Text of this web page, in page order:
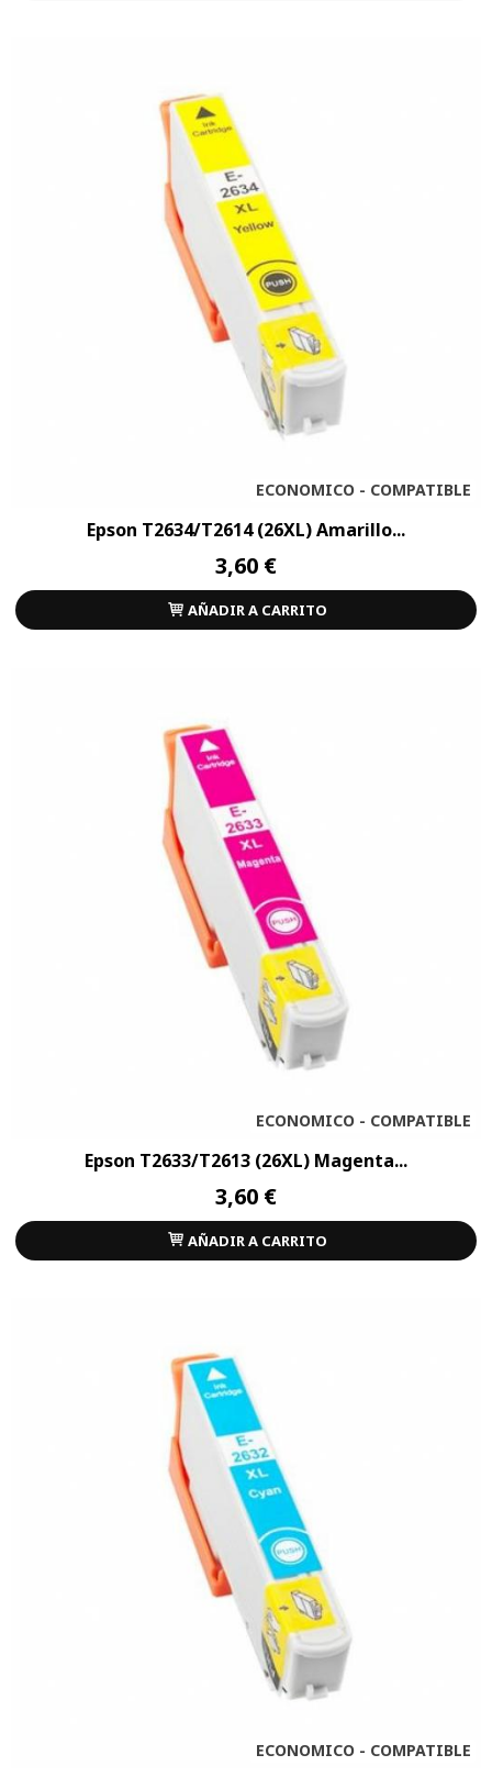
ECONOMICO - COMPATIBLE
Epson T2634/T2614 (26XL) Amarillo...
3,60 €
AÑADIR A CARRITO
ECONOMICO - COMPATIBLE
Epson T2633/T2613 (26XL) Magenta...
3,60 €
AÑADIR A CARRITO
ECONOMICO - COMPATIBLE